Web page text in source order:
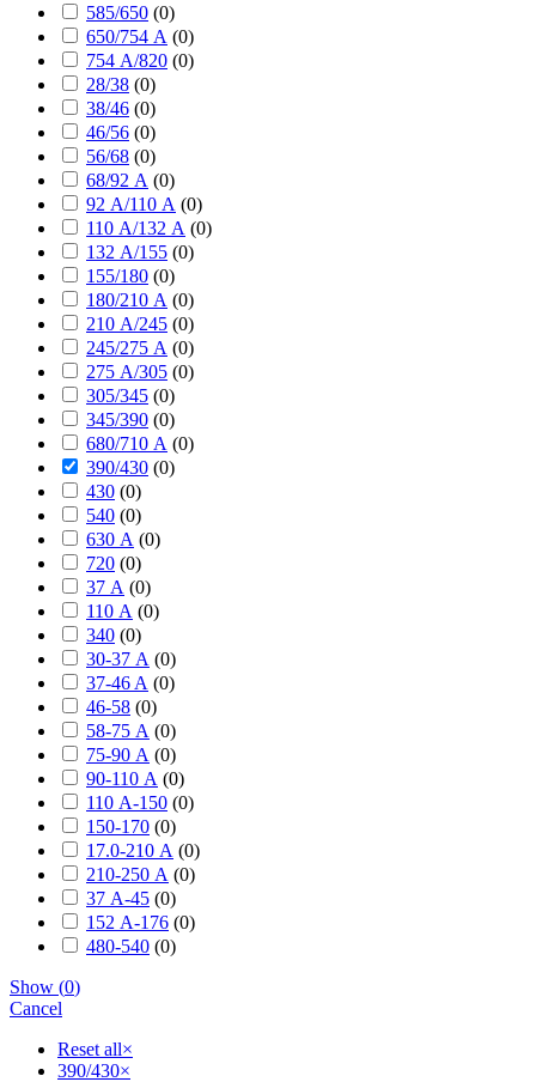
585/650 (0)
650/754 А (0)
754 А/820 (0)
28/38 (0)
38/46 (0)
46/56 (0)
56/68 (0)
68/92 А (0)
92 А/110 А (0)
110 А/132 А (0)
132 А/155 (0)
155/180 (0)
180/210 А (0)
210 А/245 (0)
245/275 А (0)
275 А/305 (0)
305/345 (0)
345/390 (0)
680/710 А (0)
390/430 (0)
430 (0)
540 (0)
630 А (0)
720 (0)
37 А (0)
110 А (0)
340 (0)
30-37 А (0)
37-46 A (0)
46-58 (0)
58-75 А (0)
75-90 А (0)
90-110 А (0)
110 А-150 (0)
150-170 (0)
17.0-210 А (0)
210-250 А (0)
37 А-45 (0)
152 А-176 (0)
480-540 (0)
Show (0)
Cancel
Reset all×
390/430×